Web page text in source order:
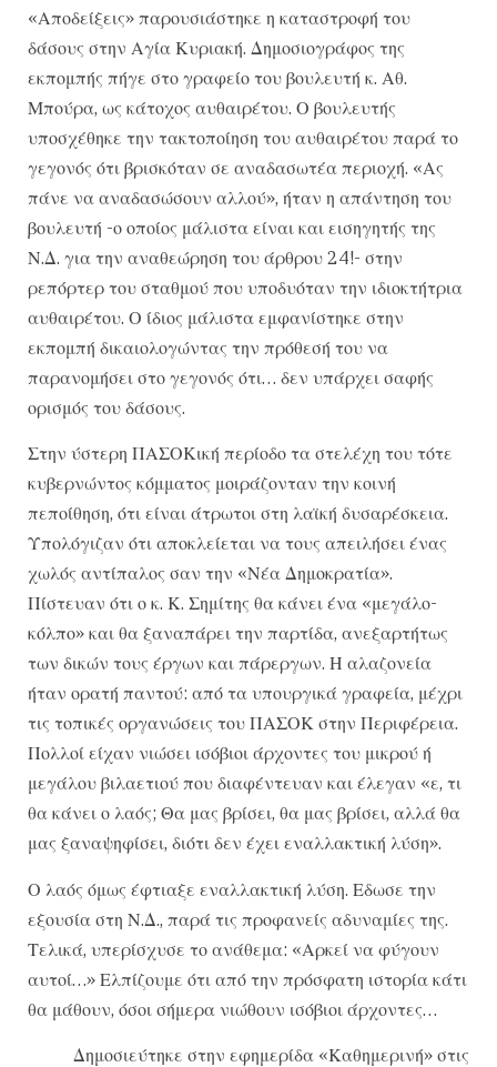
«Αποδείξεις» παρουσιάστηκε η καταστροφή του
δάσους στην Αγία Κυριακή. Δημοσιογράφος της
εκπομπής πήγε στο γραφείο του βουλευτή κ. Αθ.
Μπούρα, ως κάτοχος αυθαιρέτου. Ο βουλευτής
υποσχέθηκε την τακτοποίηση του αυθαιρέτου παρά το
γεγονός ότι βρισκόταν σε αναδασωτέα περιοχή. «Ας
πάνε να αναδασώσουν αλλού», ήταν η απάντηση του
βουλευτή -ο οποίος μάλιστα είναι και εισηγητής της
Ν.Δ. για την αναθεώρηση του άρθρου 24!- στην
ρεπόρτερ του σταθμού που υποδυόταν την ιδιοκτήτρια
αυθαιρέτου. Ο ίδιος μάλιστα εμφανίστηκε στην
εκπομπή δικαιολογώντας την πρόθεσή του να
παρανομήσει στο γεγονός ότι… δεν υπάρχει σαφής
ορισμός του δάσους.
Στην ύστερη ΠΑΣΟΚική περίοδο τα στελέχη του τότε
κυβερνώντος κόμματος μοιράζονταν την κοινή
πεποίθηση, ότι είναι άτρωτοι στη λαϊκή δυσαρέσκεια.
Υπολόγιζαν ότι αποκλείεται να τους απειλήσει ένας
χωλός αντίπαλος σαν την «Νέα Δημοκρατία».
Πίστευαν ότι ο κ. Κ. Σημίτης θα κάνει ένα «μεγάλο-
κόλπο» και θα ξαναπάρει την παρτίδα, ανεξαρτήτως
των δικών τους έργων και πάρεργων. Η αλαζονεία
ήταν ορατή παντού: από τα υπουργικά γραφεία, μέχρι
τις τοπικές οργανώσεις του ΠΑΣΟΚ στην Περιφέρεια.
Πολλοί είχαν νιώσει ισόβιοι άρχοντες του μικρού ή
μεγάλου βιλαετιού που διαφέντευαν και έλεγαν «ε, τι
θα κάνει ο λαός; Θα μας βρίσει, θα μας βρίσει, αλλά θα
μας ξαναψηφίσει, διότι δεν έχει εναλλακτική λύση».
Ο λαός όμως έφτιαξε εναλλακτική λύση. Εδωσε την
εξουσία στη Ν.Δ., παρά τις προφανείς αδυναμίες της.
Τελικά, υπερίσχυσε το ανάθεμα: «Αρκεί να φύγουν
αυτοί…» Ελπίζουμε ότι από την πρόσφατη ιστορία κάτι
θα μάθουν, όσοι σήμερα νιώθουν ισόβιοι άρχοντες…
Δημοσιεύτηκε στην εφημερίδα «Καθημερινή» στις